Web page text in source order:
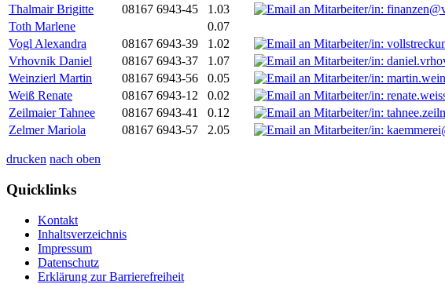
Thalmair Brigitte
08167 6943-45 1.03
Toth Marlene
0.07
Vogl Alexandra
08167 6943-39 1.02
Vrhovnik Daniel
08167 6943-37 1.07
Weinzierl Martin
08167 6943-56 0.05
Weiß Renate
08167 6943-12 0.02
Zeilmaier Tahnee
08167 6943-41 0.12
Zelmer Mariola
08167 6943-57 2.05
drucken nach oben
Quicklinks
Kontakt
Inhaltsverzeichnis
Impressum
Datenschutz
Erklärung zur Barrierefreiheit